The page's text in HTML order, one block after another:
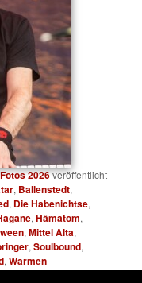
Fotos 2026veröffentlicht
, Ballenstedt,
, Die Habenichtse,
,Hämatom,
,Mittel Alta,
,Soulbound,
,Warmen
denPermalink.